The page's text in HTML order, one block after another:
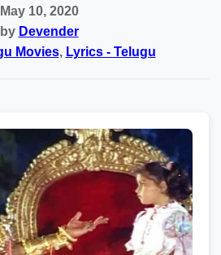
May 10, 2020
by Devender
Movies, Lyrics - Telugu